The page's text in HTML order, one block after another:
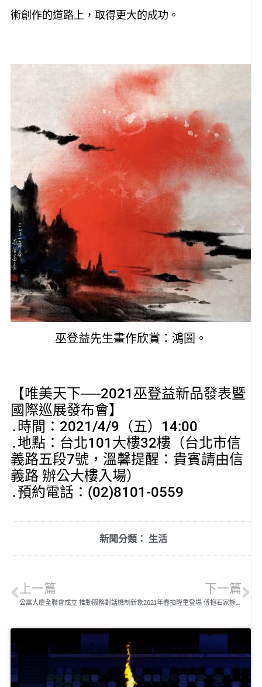
術創作的道路上，取得更大的成功。
巫登益先生畫作欣賞：鴻圖。
【唯美天下──2021巫登益新品發表暨
國際巡展發布會】
․時間：2021/4/9（五）14:00
․地點：台北101大樓32樓（台北市信
義路五段7號，溫馨提醒：貴賓請由信
義路 辦公大樓入場）
․預約電話：(02)8101-0559
新聞分類： 生活
上一篇
公寓大廈全聯會成立 推動服務對話機制
下一篇